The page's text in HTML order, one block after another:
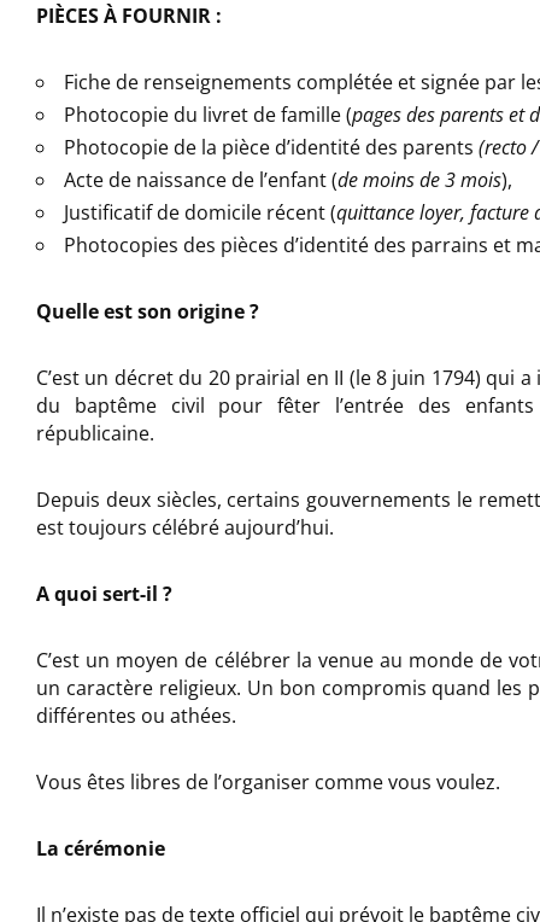
PIÈCES À FOURNIR :
Fiche de renseignements complétée et signée par
Photocopie du livret de famille (pages des parents et
Photocopie de la pièce d’identité des parents (recto
Acte de naissance de l’enfant (de moins de 3 mois),
Justificatif de domicile récent (quittance loyer, facture
Photocopies des pièces d’identité des parrains et
Quelle est son origine ?
C’est un décret du 20 prairial en II (le 8 juin 1794) qui
du baptême civil pour fêter l’entrée des
républicaine.
Depuis deux siècles, certains gouvernements le
est toujours célébré aujourd’hui.
A quoi sert-il ?
C’est un moyen de célébrer la venue au monde de
un caractère religieux. Un bon compromis quand les
différentes ou athées.
Vous êtes libres de l’organiser comme vous voulez.
La cérémonie
Il n’existe pas de texte officiel qui prévoit le baptême